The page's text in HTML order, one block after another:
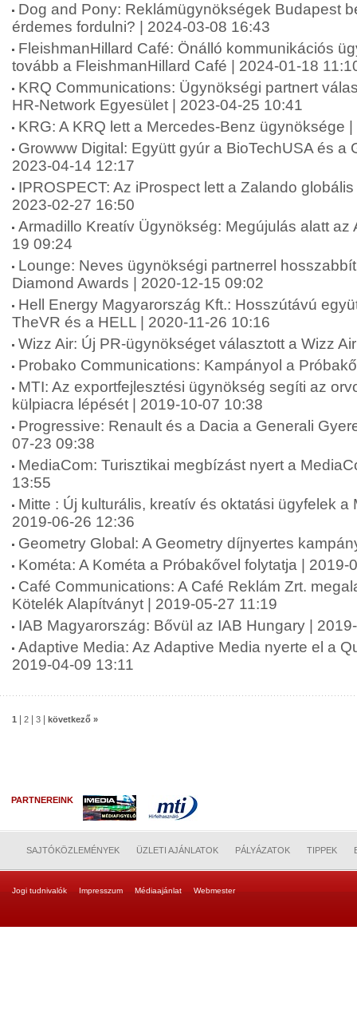
Dog and Pony: Reklámügynökségek Budapest
érdemes fordulni? | 2024-03-08 16:43
FleishmanHillard Café: Önálló kommunikációs
tovább a FleishmanHillard Café | 2024-01-18
KRQ Communications: Ügynökségi partnert
HR-Network Egyesület | 2023-04-25 10:41
KRG: A KRQ lett a Mercedes-Benz ügynöksége
Growww Digital: Együtt gyúr a BioTechUSA és a
2023-04-14 12:17
IPROSPECT: Az iProspect lett a Zalando
2023-02-27 16:50
Armadillo Kreatív Ügynökség: Megújulás alatt az
19 09:24
Lounge: Neves ügynökségi partnerrel
Diamond Awards | 2020-12-15 09:02
Hell Energy Magyarország Kft.: Hosszútávú
TheVR és a HELL | 2020-11-26 10:16
Wizz Air: Új PR-ügynökséget választott a Wizz
Probako Communications: Kampányol a
MTI: Az exportfejlesztési ügynökség segíti az
külpiacra lépését | 2019-10-07 10:38
Progressive: Renault és a Dacia a Generali
07-23 09:38
MediaCom: Turisztikai megbízást nyert a
13:55
Mitte : Új kulturális, kreatív és oktatási ügyfelek a
2019-06-26 12:36
Geometry Global: A Geometry díjnyertes
Kométa: A Kométa a Próbakővel folytatja | 2019-
Café Communications: A Café Reklám Zrt.
Kötelék Alapítványt | 2019-05-27 11:19
IAB Magyarország: Bővül az IAB Hungary |
Adaptive Media: Az Adaptive Media nyerte el a
2019-04-09 13:11
1 2 3 következő »
PARTNEREINK
SAJTÓKÖZLEMÉNYEK ÜZLETI AJÁNLATOK PÁLYÁZATOK TIPPEK
Jogi tudnivalók Impresszum Médiaajánlat Webmester